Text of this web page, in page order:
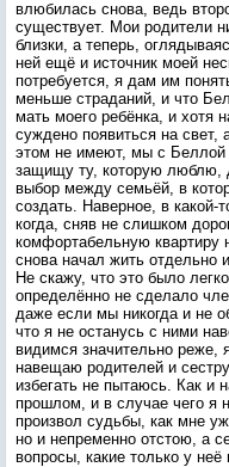
влюбилась снова, ведь
существует. Мои родители
близки, а теперь,
ней ещё и источник моей
потребуется, я дам им
меньше страданий, и что
мать моего ребёнка, и хотя
суждено появиться на свет,
этом не имеют, мы с
защищу ту, которую люблю,
выбор между семьёй, в
создать. Наверное, в какой-
когда, сняв не слишком
комфортабельную квартиру
снова начал жить отдельно
Не скажу, что это было
определённо не сделало
даже если мы никогда и не
что я не останусь с ними
видимся значительно реже,
навещаю родителей и
избегать не пытаюсь. Как и
прошлом, и в случае чего я
произвол судьбы, как мне
но и непременно отстою, а
вопросы, какие только у неё